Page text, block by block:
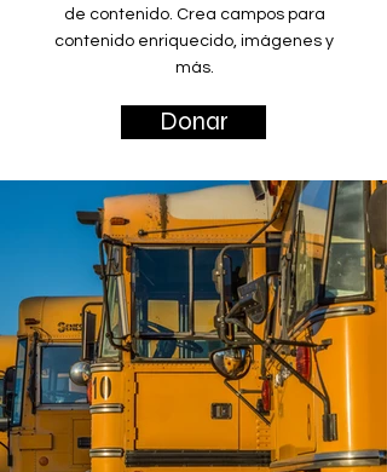
de contenido. Crea campos para
contenido enriquecido, imágenes y
más.
Donar